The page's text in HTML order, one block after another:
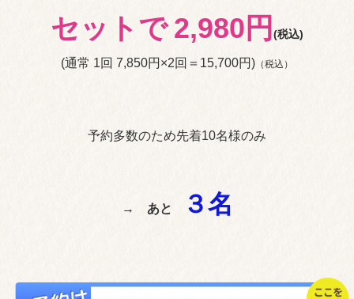
セットで 2,980円 (税込)
(通常 1回 7,850円×2回＝15,700円) （税込）
予約多数のため先着10名様のみ
→ あと ３名